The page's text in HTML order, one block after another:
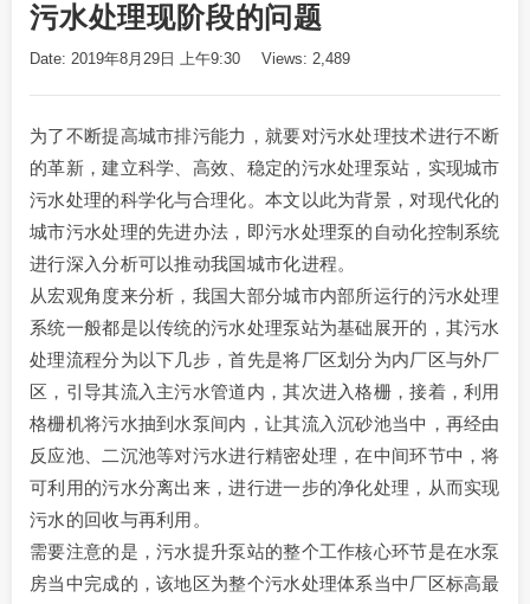
污水处理现阶段的问题
Date: 2019年8月29日 上午9:30 Views: 2,489
为了不断提高城市排污能力，就要对污水处理技术进行不断
的革新，建立科学、高效、稳定的污水处理泵站，实现城市
污水处理的科学化与合理化。本文以此为背景，对现代化的
城市污水处理的先进办法，即污水处理泵的自动化控制系统
进行深入分析可以推动我国城市化进程。
从宏观角度来分析，我国大部分城市内部所运行的污水处理
系统一般都是以传统的污水处理泵站为基础展开的，其污水
处理流程分为以下几步，首先是将厂区划分为内厂区与外厂
区，引导其流入主污水管道内，其次进入格栅，接着，利用
格栅机将污水抽到水泵间内，让其流入沉砂池当中，再经由
反应池、二沉池等对污水进行精密处理，在中间环节中，将
可利用的污水分离出来，进行进一步的净化处理，从而实现
污水的回收与再利用。
需要注意的是，污水提升泵站的整个工作核心环节是在水泵
房当中完成的，该地区为整个污水处理体系当中厂区标高最